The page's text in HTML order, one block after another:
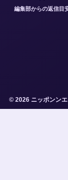
編集部からの返信目
© 2026 ニッポンン